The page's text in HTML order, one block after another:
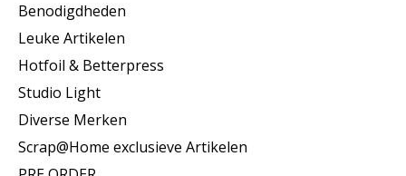
Benodigdheden
Leuke Artikelen
Hotfoil & Betterpress
Studio Light
Diverse Merken
Scrap@Home exclusieve Artikelen